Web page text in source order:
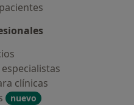
clínicas
nuevo